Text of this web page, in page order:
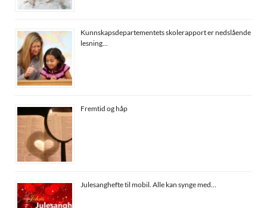
Kunnskapsdepartementets skolerapport er nedslående
lesning…
Fremtid og håp
Julesanghefte til mobil. Alle kan synge med…